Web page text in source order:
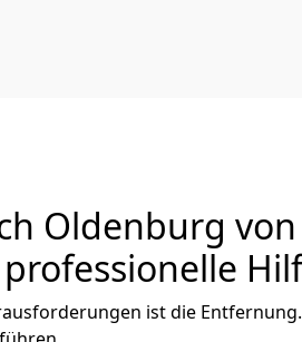
Oldenburg
ist die